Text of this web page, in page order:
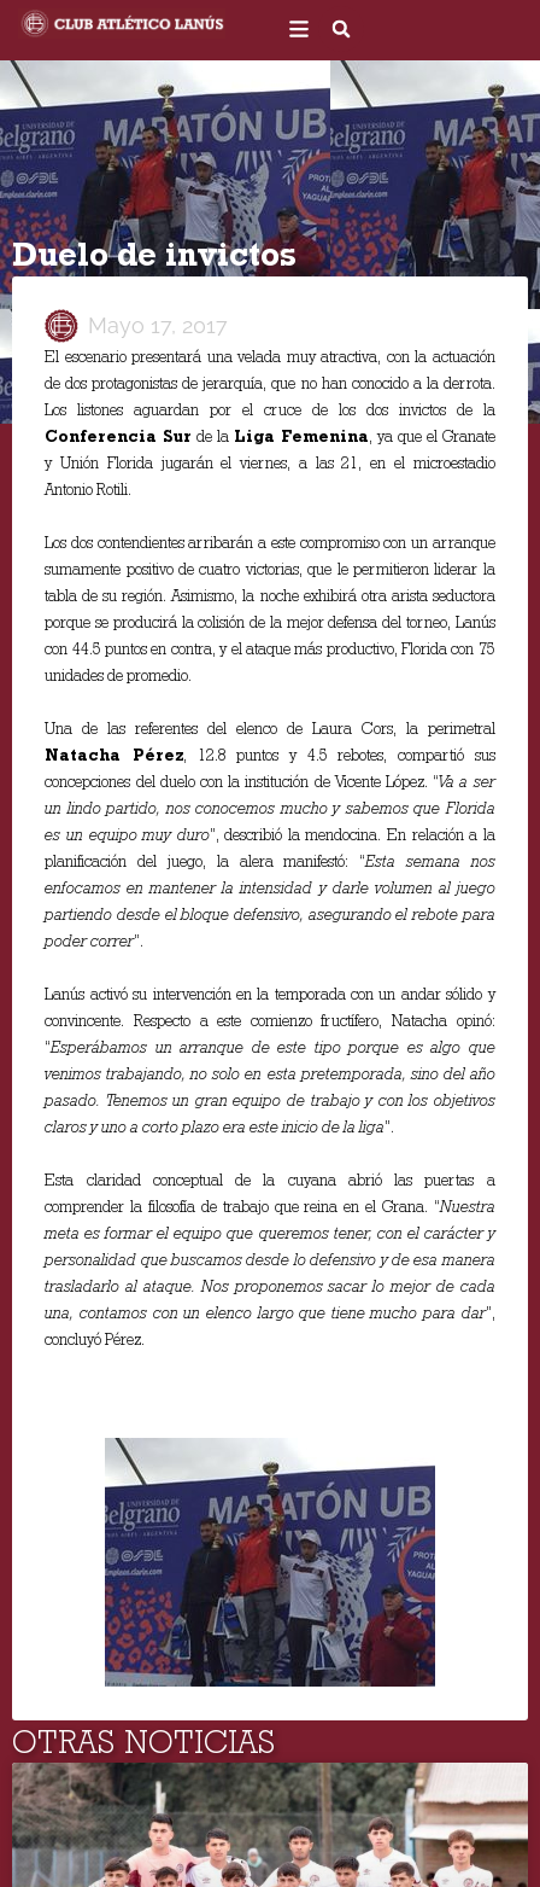
contenido
Duelo de invictos
Mayo 17, 2017
El escenario presentará una velada muy atractiva, con la actuación
de dos protagonistas de jerarquía, que no han conocido a la derrota.
Los listones aguardan por el cruce de los dos invictos de la
Conferencia Sur de la Liga Femenina, ya que el Granate
y Unión Florida jugarán el viernes, a las 21, en el microestadio
Antonio Rotili.
Los dos contendientes arribarán a este compromiso con un arranque
sumamente positivo de cuatro victorias, que le permitieron liderar la
tabla de su región. Asimismo, la noche exhibirá otra arista seductora
porque se producirá la colisión de la mejor defensa del torneo, Lanús
con 44.5 puntos en contra, y el ataque más productivo, Florida con 75
unidades de promedio.
Una de las referentes del elenco de Laura Cors, la perimetral
Natacha Pérez, 12.8 puntos y 4.5 rebotes, compartió sus
concepciones del duelo con la institución de Vicente López. “Va a ser
un lindo partido, nos conocemos mucho y sabemos que Florida
es un equipo muy duro”, describió la mendocina. En relación a la
planificación del juego, la alera manifestó: “Esta semana nos
enfocamos en mantener la intensidad y darle volumen al juego
partiendo desde el bloque defensivo, asegurando el rebote para
poder correr”.
Lanús activó su intervención en la temporada con un andar sólido y
convincente. Respecto a este comienzo fructífero, Natacha opinó:
“Esperábamos un arranque de este tipo porque es algo que
venimos trabajando, no solo en esta pretemporada, sino del año
pasado. Tenemos un gran equipo de trabajo y con los objetivos
claros y uno a corto plazo era este inicio de la liga”.
Esta claridad conceptual de la cuyana abrió las puertas a
comprender la filosofía de trabajo que reina en el Grana. “Nuestra
meta es formar el equipo que queremos tener, con el carácter y
personalidad que buscamos desde lo defensivo y de esa manera
trasladarlo al ataque. Nos proponemos sacar lo mejor de cada
una, contamos con un elenco largo que tiene mucho para dar”,
concluyó Pérez.
OTRAS NOTICIAS